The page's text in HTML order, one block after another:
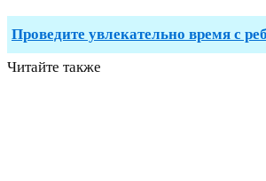
Проведите увлекательно время с
Читайте также